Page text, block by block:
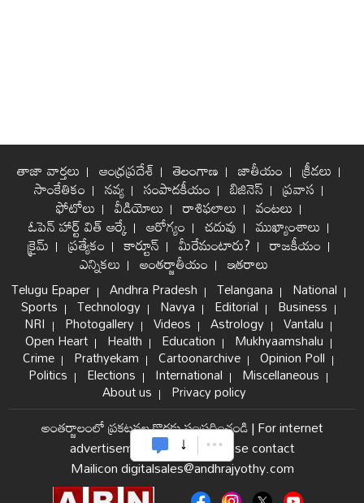
తాజా వార్తలు ఆంధ్రప్రదేశ్ తెలంగాణ జాతీయం క్రీడలు
సాంకేతికం నవ్య సంపాదకీయం బిజినెస్ ప్రవాస
ఫోటోలు వీడియోలు రాశిఫలాలు వంటలు
ఓపెన్ హార్ట్ విత్ ఆర్కే ఆరోగ్యం చదువు ముఖ్యాంశాలు
క్రైమ్ ప్రత్యేకం కార్టూన్ మీరేమంటారు? రాజకీయం
ఎన్నికలు అంతర్జాతీయం ఇతరాలు
Telugu Epaper Andhra Pradesh Telangana National
Sports Technology Navya Editorial Business
NRI Photogallery Videos Astrology Vantalu
Open Heart Health Education Mukhyaamshalu
Crime Prathyekam Cartoonarchive Opinion Poll
Politics Elections International Miscellaneous
About us Privacy policy
అంతర్జాలంలో ప్రకటనల కొరకు సంప్రదించండి|For internet
advertisement and sales please contact
Mailicon digitalsales@andhrajyothy.com